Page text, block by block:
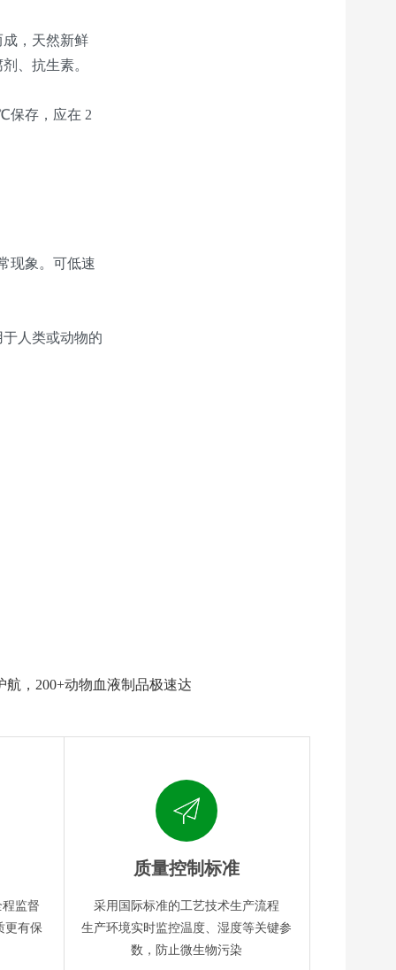
，天然新鲜
、抗生素。
保存，应在 2
现象。可低速
人类或动物的
，200+动物血液制品极速达
监督
更有保
质量控制标准
采用国际标准的工艺技术生产流程
生产环境实时监控温度、湿度等关键参
数，防止微生物污染